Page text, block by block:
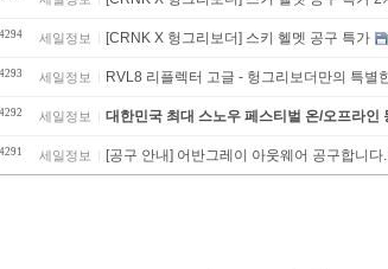
4294 세일정보 [CRNK X 헝그리보더] 스키 헬멧 공구 특가
4293 세일정보 RVL8 리플렉터 고글 - 헝그리보더만의 특별
4292 세일정보 대한민국 최대 스노우 페스티벌 온/오프라인
4291 세일정보 [공구 안내] 어반그레이 아웃웨어 공구합니